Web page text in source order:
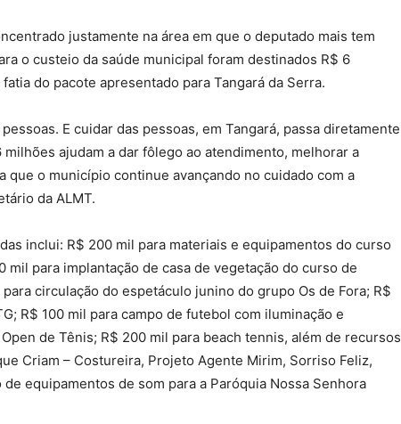
justamente na área em que o deputado mais tem
o custeio da saúde municipal foram destinados R$ 6
do pacote apresentado para Tangará da Serra.
E cuidar das pessoas, em Tangará, passa diretamente
ajudam a dar fôlego ao atendimento, melhorar a
que o município continue avançando no cuidado com a
da ALMT.
inclui: R$ 200 mil para materiais e equipamentos do curso
mil para implantação de casa de vegetação do curso de
circulação do espetáculo junino do grupo Os de Fora; R$
R$ 100 mil para campo de futebol com iluminação e
de Tênis; R$ 200 mil para beach tennis, além de recursos
Criam – Costureira, Projeto Agente Mirim, Sorriso Feliz,
equipamentos de som para a Paróquia Nossa Senhora